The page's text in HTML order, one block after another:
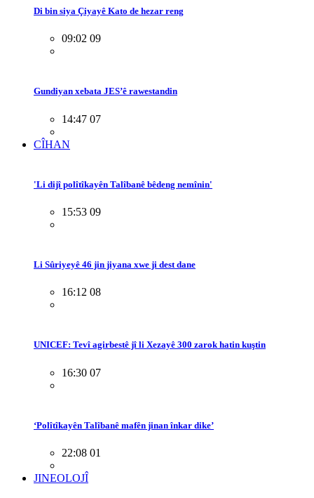
Di bin siya Çiyayê Kato de hezar reng
09:02 09
Gundiyan xebata JES’ê rawestandin
14:47 07
CÎHAN
'Li dijî polîtîkayên Talîbanê bêdeng nemînin'
15:53 09
Li Sûriyeyê 46 jin jiyana xwe ji dest dane
16:12 08
UNICEF: Tevî agirbestê jî li Xezayê 300 zarok hatin kuştin
16:30 07
‘Polîtîkayên Talîbanê mafên jinan înkar dike’
22:08 01
JINEOLOJÎ